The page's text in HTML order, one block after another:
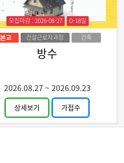
모집마감 : 2026-08-27
D-18일
건설근로자과정
건축
방수
2026.08.27 ~ 2026.09.23
상세보기 가접수